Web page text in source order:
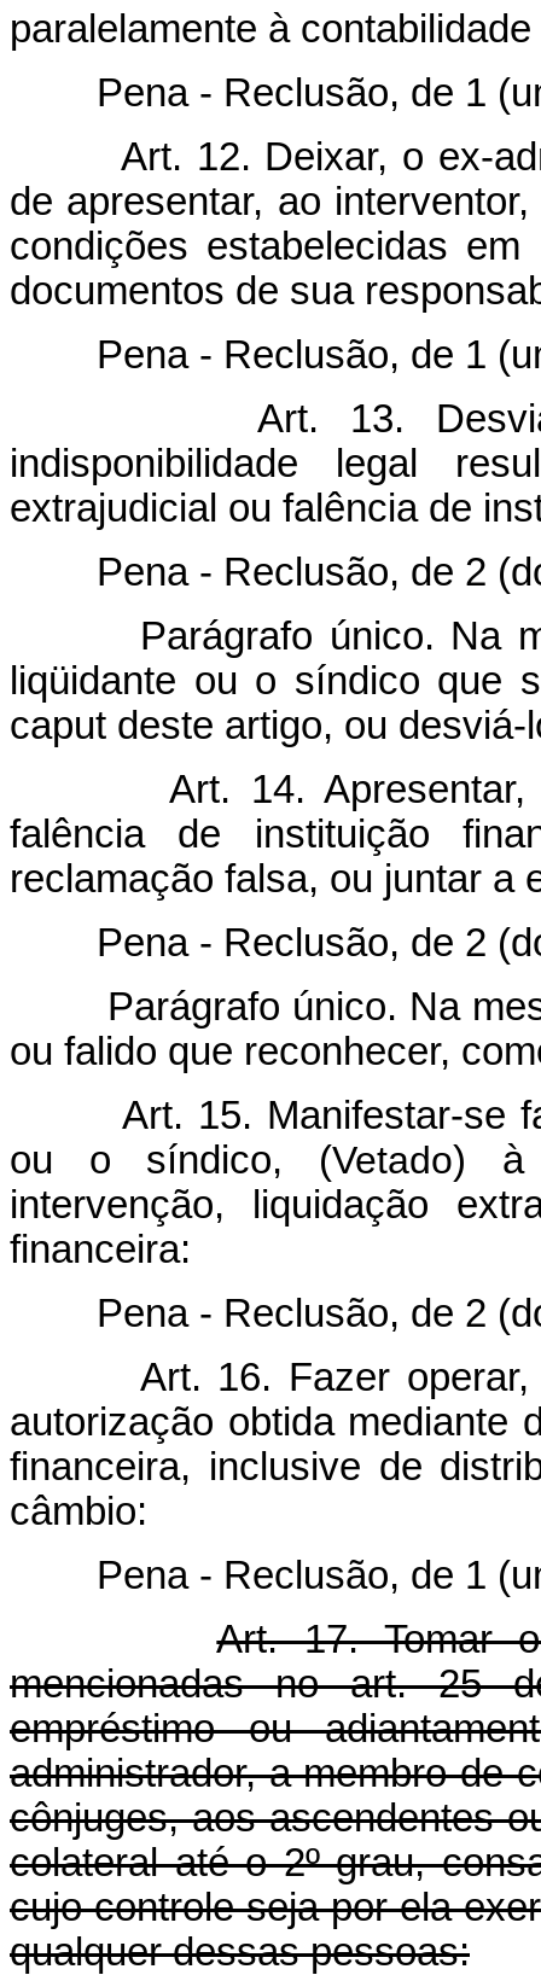
paralelamente à
Pena - Reclusão, de 1
Art. 12. Deixar, o ex-
de apresentar, ao
condições estabelecidas
documentos de sua
Pena - Reclusão, de 1
Art. 13.
indisponibilidade legal
extrajudicial ou falência de
Pena - Reclusão, de 2
Parágrafo único. Na
liqüidante ou o síndico que
caput deste artigo, ou
Art. 14.
falência de instituição
reclamação falsa, ou juntar a
Pena - Reclusão, de 2
Parágrafo único. Na
ou falido que reconhecer,
Art. 15. Manifestar-se
ou o síndico, (Vetado) à
intervenção, liquidação
financeira:
Pena - Reclusão, de 2
Art. 16. Fazer
autorização obtida mediante
financeira, inclusive de
câmbio:
Pena - Reclusão, de 1
Art. 17. Tomar
mencionadas no art. 25
empréstimo ou
administrador, a membro de
cônjuges, aos ascendentes
colateral até o 2º grau,
cujo controle seja por ela
qualquer dessas pessoas: